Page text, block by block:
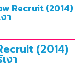
Recruit (2014)
า
(2014)
งา